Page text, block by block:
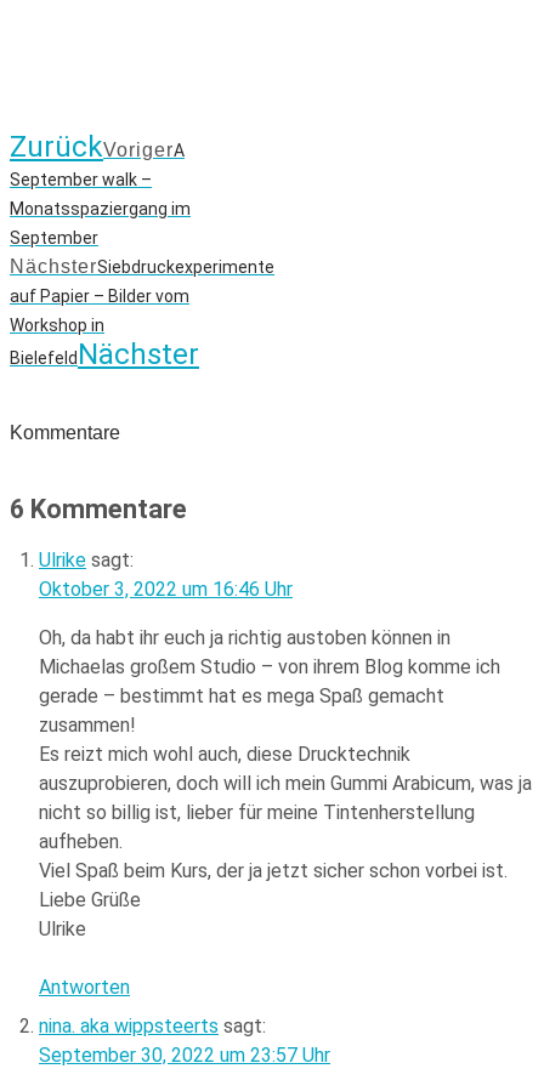
ZurückVorigerA
September walk –
Monatsspaziergang im
September
NächsterSiebdruckexperimente
auf Papier – Bilder vom
Workshop in
Bielefeld Nächster
Kommentare
6 Kommentare
Ulrike sagt:
Oktober 3, 2022 um 16:46 Uhr
Oh, da habt ihr euch ja richtig austoben können in
Michaelas großem Studio – von ihrem Blog komme ich
gerade – bestimmt hat es mega Spaß gemacht
zusammen!
Es reizt mich wohl auch, diese Drucktechnik
auszuprobieren, doch will ich mein Gummi Arabicum, was ja
nicht so billig ist, lieber für meine Tintenherstellung
aufheben.
Viel Spaß beim Kurs, der ja jetzt sicher schon vorbei ist.
Liebe Grüße
Ulrike
Antworten
nina. aka wippsteerts sagt:
September 30, 2022 um 23:57 Uhr